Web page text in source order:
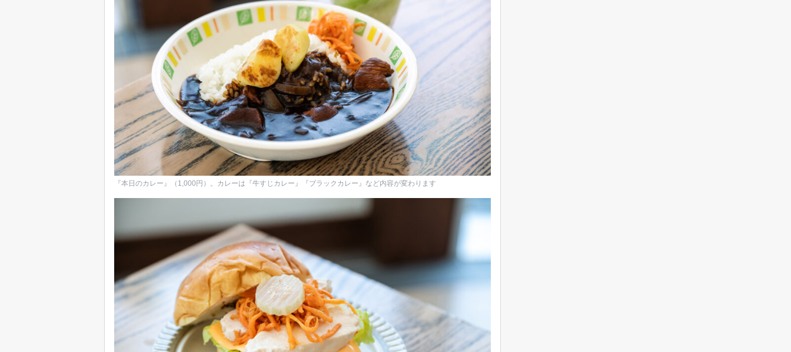
『本日のカレー』（1,000円）。カレーは『牛すじカレー』『ブラックカレー』など内容が変わります